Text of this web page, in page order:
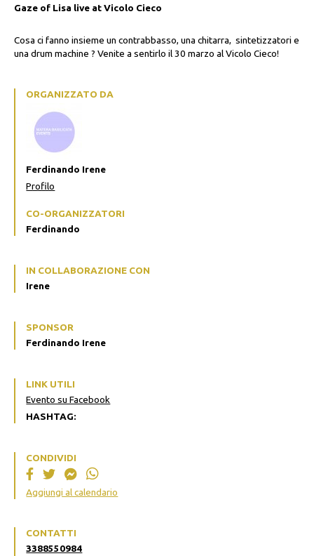
Gaze of Lisa live at Vicolo Cieco
Cosa ci fanno insieme un contrabbasso, una chitarra, sintetizzatori e
una drum machine ? Venite a sentirlo il 30 marzo al Vicolo Cieco!
ORGANIZZATO DA
Ferdinando Irene
Profilo
CO-ORGANIZZATORI
Ferdinando
IN COLLABORAZIONE CON
Irene
SPONSOR
Ferdinando Irene
LINK UTILI
Evento su Facebook
HASHTAG:
CONDIVIDI
Aggiungi al calendario
CONTATTI
3388550984